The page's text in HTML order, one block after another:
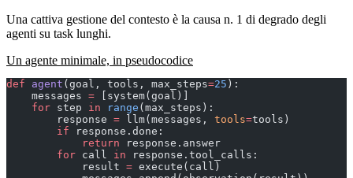
Una cattiva gestione del contesto è la causa n. 1 di degrado degli
agenti su task lunghi.
Un agente minimale, in pseudocodice
def agent (goal, tools, max_steps=25 ):
    messages
= [system(goal)]
    for
step in range (max_steps):
        response
= llm(messages, tools=tools)
        if
response.done:
            return
response.answer
        for
call in response.tool_calls:
            result
= execute(call)